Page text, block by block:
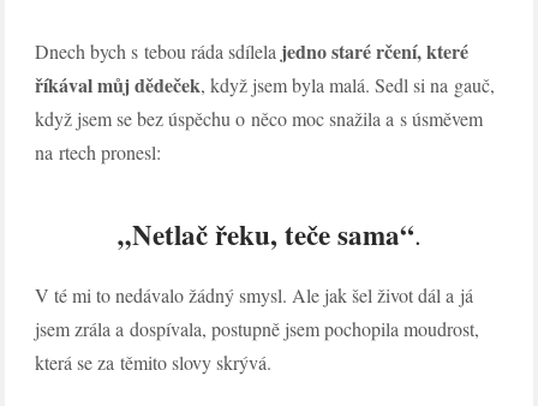
Dnech bych s tebou ráda sdílela jedno staré rčení, které
říkával můj dědeček, když jsem byla malá. Sedl si na gauč,
když jsem se bez úspěchu o něco moc snažila a s úsměvem
na rtech pronesl:
„Netlač řeku, teče sama“.
V té mi to nedávalo žádný smysl. Ale jak šel život dál a já
jsem zrála a dospívala, postupně jsem pochopila moudrost,
která se za těmito slovy skrývá.